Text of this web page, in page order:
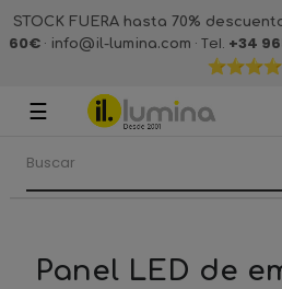
STOCK FUERA hasta 70%
60€· info@il-lumina.com · Tel. +34
Navegación
palanca
☰
Panel LED de